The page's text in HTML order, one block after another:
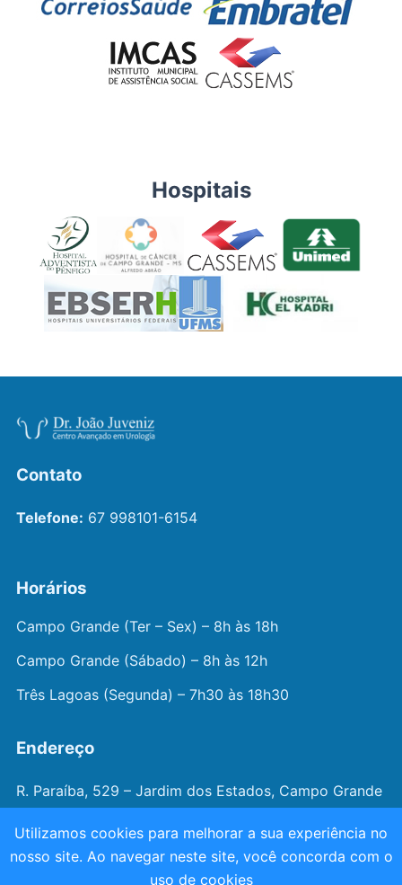
Hospitais
Contato
Telefone: 67 998101-6154
Horários
Campo Grande (Ter – Sex) – 8h às 18h
Campo Grande (Sábado) – 8h às 12h
Três Lagoas (Segunda) – 7h30 às 18h30
Endereço
R. Paraíba, 529 – Jardim dos Estados, Campo Grande
– MS
© 2026 — Dr. João Juveniz . Todos os direitos
Utilizamos cookies para melhorar a sua experiência no
nosso site. Ao navegar neste site, você concorda com o
uso de cookies